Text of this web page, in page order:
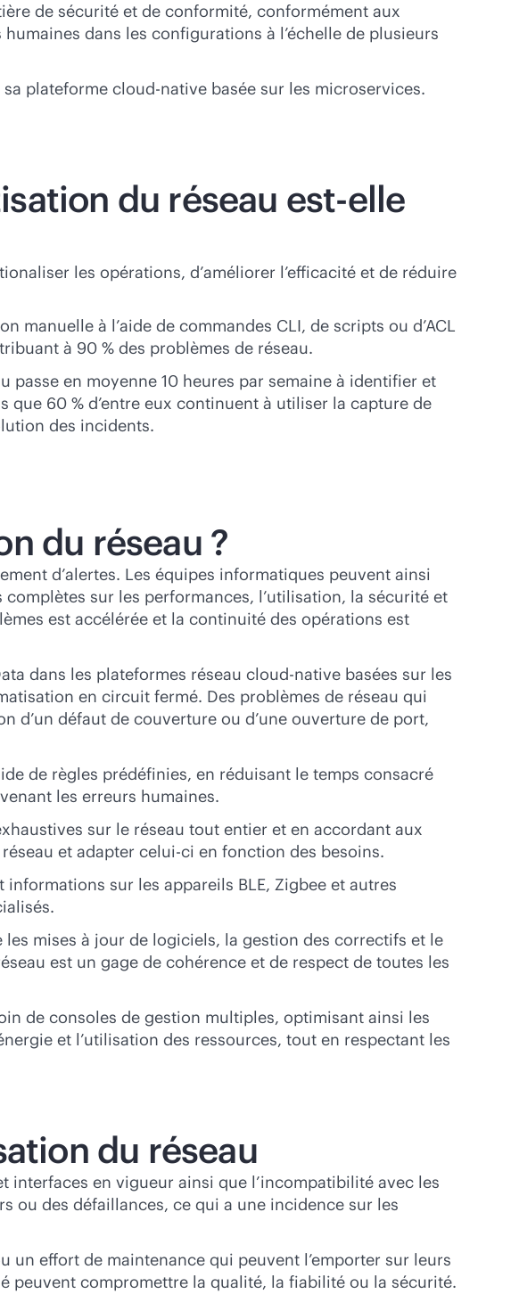
de sécurité et de conformité, conformément aux
dans les configurations à l’échelle de plusieurs
sa plateforme cloud-native basée sur les microservices.
du réseau est-elle
les opérations, d’améliorer l’efficacité et de réduire
manuelle à l’aide de commandes CLI, de scripts ou d’ACL
à 90 % des problèmes de réseau.
passe en moyenne 10 heures par semaine à identifier et
que 60 % d’entre eux continuent à utiliser la capture de
des incidents.
du réseau ?
d’alertes. Les équipes informatiques peuvent ainsi
sur les performances, l’utilisation, la sécurité et
est accélérée et la continuité des opérations est
dans les plateformes réseau cloud-native basées sur les
en circuit fermé. Des problèmes de réseau qui
d’un défaut de couverture ou d’une ouverture de port,
de règles prédéfinies, en réduisant le temps consacré
les erreurs humaines.
sur le réseau tout entier et en accordant aux
et adapter celui-ci en fonction des besoins.
sur les appareils BLE, Zigbee et autres
mises à jour de logiciels, la gestion des correctifs et le
est un gage de cohérence et de respect de toutes les
de consoles de gestion multiples, optimisant ainsi les
et l’utilisation des ressources, tout en respectant les
du réseau
en vigueur ainsi que l’incompatibilité avec les
ou des défaillances, ce qui a une incidence sur les
effort de maintenance qui peuvent l’emporter sur leurs
peuvent compromettre la qualité, la fiabilité ou la sécurité.